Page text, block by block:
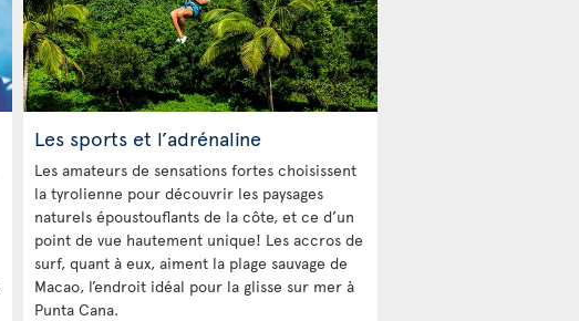
Les sports et l’adrénaline
Les amateurs de sensations fortes choisissent
la tyrolienne pour découvrir les paysages
naturels époustouflants de la côte, et ce d’un
point de vue hautement unique! Les accros de
surf, quant à eux, aiment la plage sauvage de
Macao, l’endroit idéal pour la glisse sur mer à
Punta Cana.